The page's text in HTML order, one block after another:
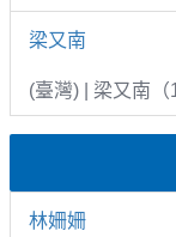
梁又南
(臺灣) | 梁又南
林姍姍